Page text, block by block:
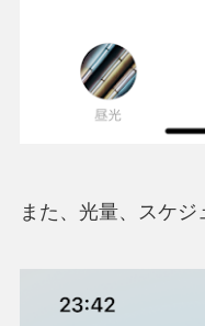
また、光量、スケ